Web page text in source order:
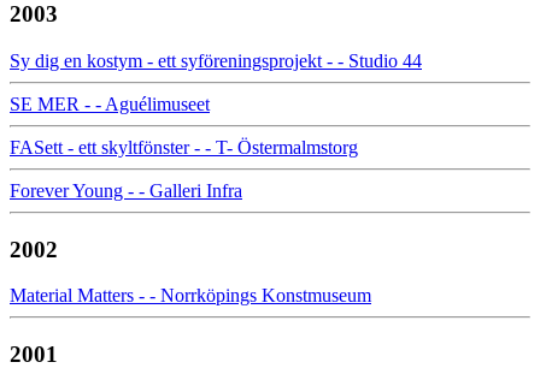
2003
Sy dig en kostym - ett syföreningsprojekt - - Studio 44
SE MER - - Aguélimuseet
FASett - ett skyltfönster - - T- Östermalmstorg
Forever Young - - Galleri Infra
2002
Material Matters - - Norrköpings Konstmuseum
2001